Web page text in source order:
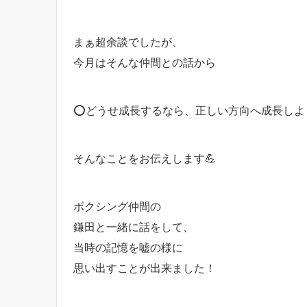
まぁ超余談でしたが、
今月はそんな仲間との話から
⭕️どうせ成長するなら、正しい方向へ成長し
そんなことをお伝えします💪
ボクシング仲間の
鎌田と一緒に話をして、
当時の記憶を嘘の様に
思い出すことが出来ました！